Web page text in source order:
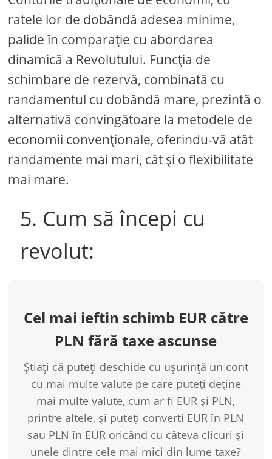
ratele lor de dobândă adesea minime,
palide în comparație cu abordarea
dinamică a Revolutului. Funcția de
schimbare de rezervă, combinată cu
randamentul cu dobândă mare, prezintă o
alternativă convingătoare la metodele de
economii convenționale, oferindu-vă atât
randamente mai mari, cât și o flexibilitate
mai mare.
5. Cum să începi cu
revolut:
Cel mai ieftin schimb EUR către
PLN fără taxe ascunse
Știați că puteți deschide cu ușurință un cont
cu mai multe valute pe care puteți deține
mai multe valute, cum ar fi EUR și PLN,
printre altele, și puteți converti EUR în PLN
sau PLN în EUR oricând cu câteva clicuri și
unele dintre cele mai mici din lume taxe?